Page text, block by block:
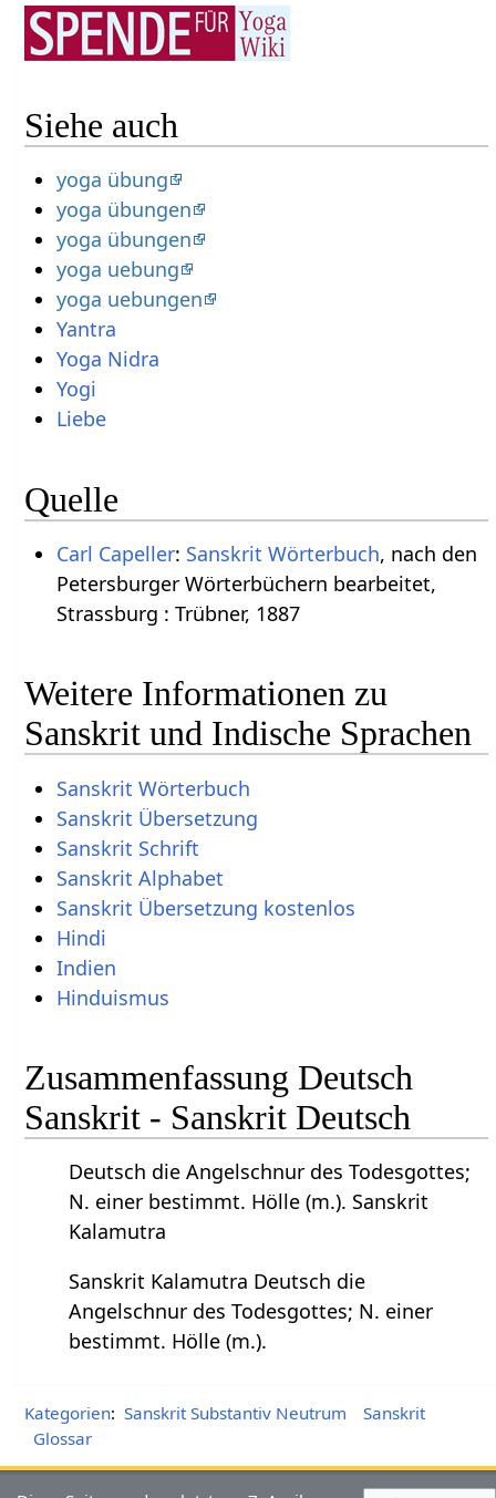
Siehe auch
yoga übung
yoga übungen
yoga übungen
yoga uebung
yoga uebungen
Yantra
Yoga Nidra
Yogi
Liebe
Quelle
Carl Capeller: Sanskrit Wörterbuch, nach den
Petersburger Wörterbüchern bearbeitet,
Strassburg : Trübner, 1887
Weitere Informationen zu
Sanskrit und Indische Sprachen
Sanskrit Wörterbuch
Sanskrit Übersetzung
Sanskrit Schrift
Sanskrit Alphabet
Sanskrit Übersetzung kostenlos
Hindi
Indien
Hinduismus
Zusammenfassung Deutsch
Sanskrit - Sanskrit Deutsch
Deutsch die Angelschnur des Todesgottes;
N. einer bestimmt. Hölle (m.). Sanskrit
Kalamutra
Sanskrit Kalamutra Deutsch die
Angelschnur des Todesgottes; N. einer
bestimmt. Hölle (m.).
Kategorien: Sanskrit Substantiv Neutrum
Sanskrit
Glossar